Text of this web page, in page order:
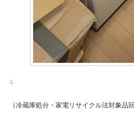
☟
（冷蔵庫処分・家電リサイクル法対象